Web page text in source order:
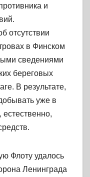
и
отсутствии
в Финском
сведениями
береговых
В результате,
уже в
Флоту удалось
Ленинграда